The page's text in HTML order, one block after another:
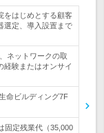
をはじめとする顧客
選定、導入設置まで
ネットワークの取
験またはオンサイ
命ビルディング7F
固定残業代（35,000